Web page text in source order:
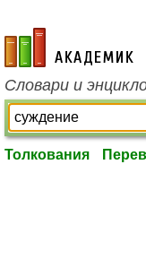
academic.ru
Словари и
Толкования